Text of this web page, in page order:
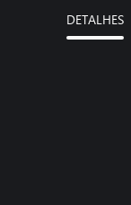
DETALHES